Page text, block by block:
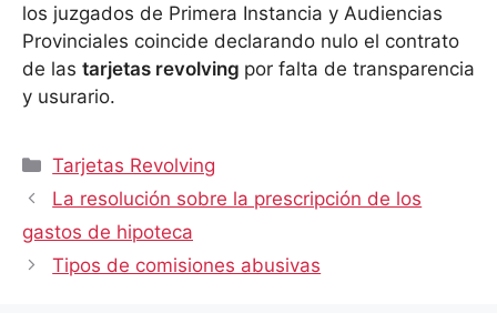
los juzgados de Primera Instancia y Audiencias
Provinciales coincide declarando nulo el contrato
de las tarjetas revolving por falta de transparencia
y usurario.
Categorías
Tarjetas Revolving
La resolución sobre la prescripción de los
gastos de hipoteca
Tipos de comisiones abusivas